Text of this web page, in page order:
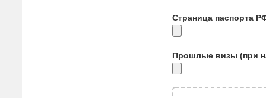
Страница паспорта
Прошлые визы (при